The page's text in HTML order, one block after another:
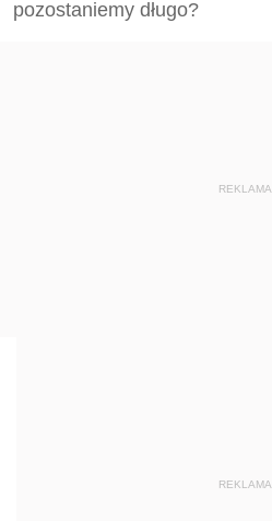
pozostaniemy długo?
REKLAMA
REKLAMA